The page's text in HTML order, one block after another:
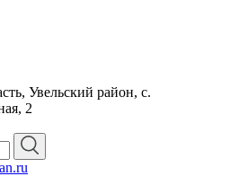
Увельский район, с.
2